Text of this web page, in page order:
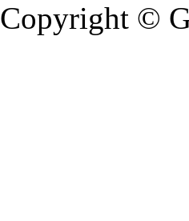
Copyright ©